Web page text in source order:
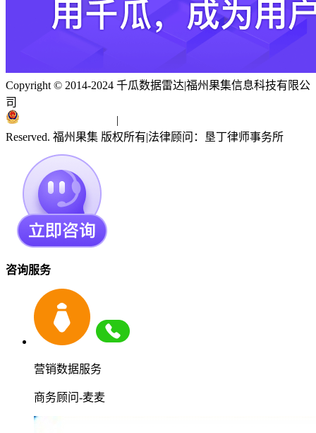
Copyright © 2014-2024 千瓜数据雷达|福州果集信息科技有限公
司
|
Reserved. 福州果集 版权所有|法律顾问：垦丁律师事务所
咨询服务
营销数据服务
商务顾问-麦麦